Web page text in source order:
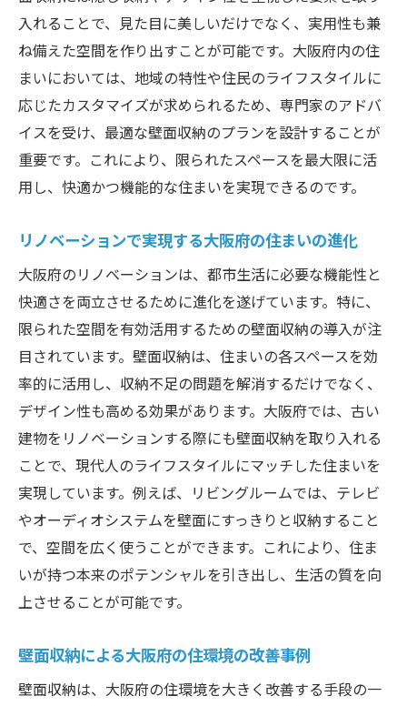
入れることで、見た目に美しいだけでなく、実用性も兼
ね備えた空間を作り出すことが可能です。大阪府内の住
まいにおいては、地域の特性や住民のライフスタイルに
応じたカスタマイズが求められるため、専門家のアドバ
イスを受け、最適な壁面収納のプランを設計することが
重要です。これにより、限られたスペースを最大限に活
用し、快適かつ機能的な住まいを実現できるのです。
リノベーションで実現する大阪府の住まいの進化
大阪府のリノベーションは、都市生活に必要な機能性と
快適さを両立させるために進化を遂げています。特に、
限られた空間を有効活用するための壁面収納の導入が注
目されています。壁面収納は、住まいの各スペースを効
率的に活用し、収納不足の問題を解消するだけでなく、
デザイン性も高める効果があります。大阪府では、古い
建物をリノベーションする際にも壁面収納を取り入れる
ことで、現代人のライフスタイルにマッチした住まいを
実現しています。例えば、リビングルームでは、テレビ
やオーディオシステムを壁面にすっきりと収納すること
で、空間を広く使うことができます。これにより、住ま
いが持つ本来のポテンシャルを引き出し、生活の質を向
上させることが可能です。
壁面収納による大阪府の住環境の改善事例
壁面収納は、大阪府の住環境を大きく改善する手段の一